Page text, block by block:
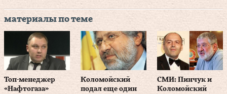
материалы по теме
Топ-менеджер
«Нафтогаза»
Коломойский
подал еще один
СМИ: Пинчук и
Коломойский